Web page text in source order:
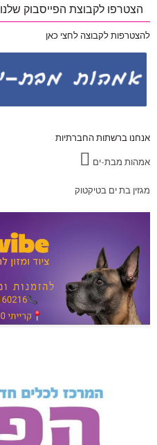
הצטרפו לקבוצת הפייסבוק שלנו
להצטרפות לקבוצה לחצי כאן
אנחנו ברשתות החברתיות
אמהות מבת-ים
מגזין בת ים בטיקטוק